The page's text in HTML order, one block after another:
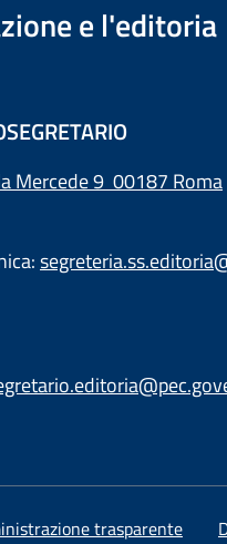
e l'editoria
Mercede 9 00187 Roma
trasparente